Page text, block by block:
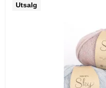
Utsalg